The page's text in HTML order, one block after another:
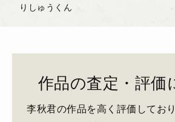
りしゅうくん
作品の査定・評価
李秋君の作品を高く評価しており